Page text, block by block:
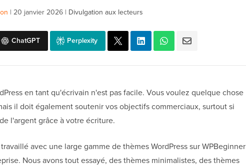
| 20 janvier 2026 | Divulgation aux lecteurs
ChatGPT Perplexity
en tant qu'écrivain n'est pas facile. Vous voulez quelque chose
il doit également soutenir vos objectifs commerciaux, surtout si
l'argent grâce à votre écriture.
avec une large gamme de thèmes WordPress sur WPBeginner
Nous avons tout essayé, des thèmes minimalistes, des thèmes